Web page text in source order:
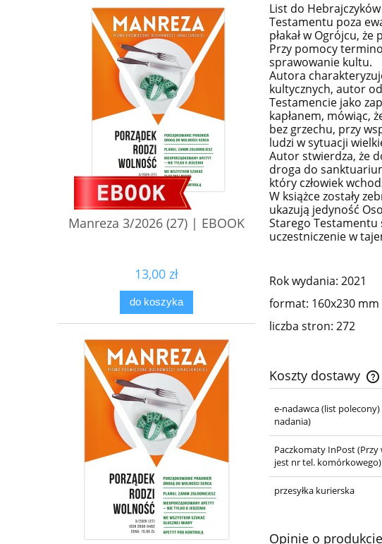
Manreza 3/2026 (27) | EBOOK
13,00 zł
do koszyka
List do
Testamentu poza
płakał w Ogrójcu,
Przy pomocy
sprawowanie kultu.
Autora
kultycznych, autor
Testamencie jako
kapłanem, mówiąc,
bez grzechu, przy
ludzi w sytuacji
Autor stwierdza, że
droga do
który człowiek
W książce zostały
ukazują jedyność
Starego Testamentu
uczestniczenie w
Rok wydania: 2021
format: 160x230 mm
liczba stron: 272
Koszty dostawy
e-nadawca (list polecony)
nadania)
Paczkomaty InPost(Przy
jest nr tel. komórkowego)
przesyłka kurierska
Opinie o